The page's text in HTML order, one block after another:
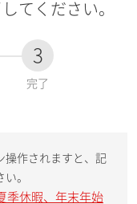
てください。
3
完了
操作されますと、記
。
季休暇、年末年始